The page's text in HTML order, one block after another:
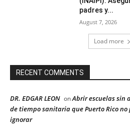
padres y...
August 7, 2026
Load more
RECENT COMMENTS
DR. EDGAR LEON onAbrir escuelas sin
de tiempo sanitaria que Puerto Rico
ignorar